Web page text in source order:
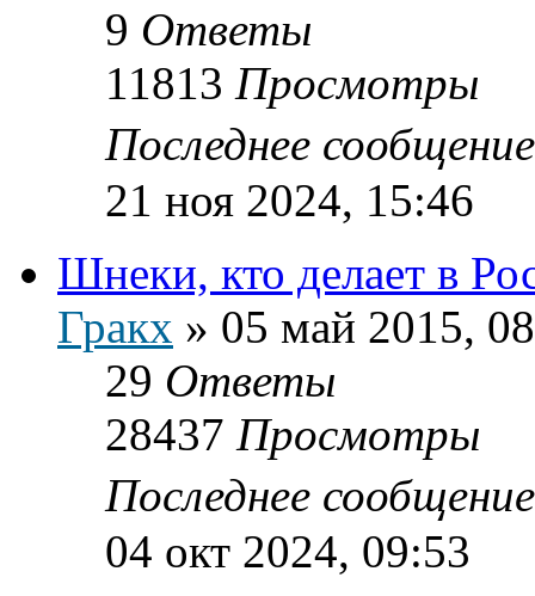
9 Ответы
11813 Просмотры
Последнее
21 ноя 2024, 15:46
Шнеки, кто делает в
Гракх » 05 май 2015,
29 Ответы
28437 Просмотры
Последнее
04 окт 2024, 09:53